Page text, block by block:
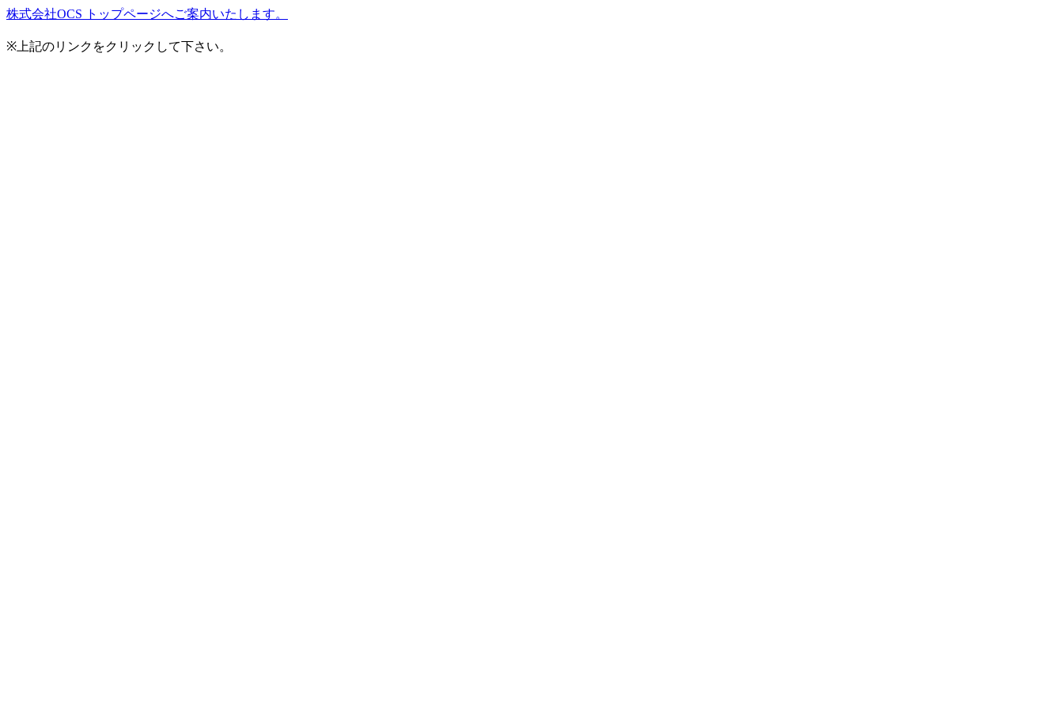
株式会社OCS トップページへご案内いたします。
※上記のリンクをクリックして下さい。